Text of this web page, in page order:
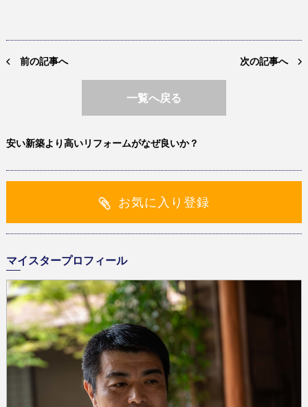
前の記事へ 次の記事へ
一覧へ戻る
安い新築より高いリフォームがなぜ良いか？
お気に入り登録
マイスタープロフィール